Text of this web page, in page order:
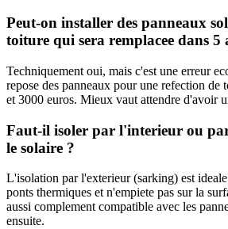
Peut-on installer des panneaux
toiture qui sera remplacee dans 5
Techniquement oui, mais c'est une erreur
repose des panneaux pour une refection de
et 3000 euros. Mieux vaut attendre d'avoir
Faut-il isoler par l'interieur ou
le solaire ?
L'isolation par l'exterieur (sarking) est
ponts thermiques et n'empiete pas sur la
aussi complement compatible avec les
ensuite.